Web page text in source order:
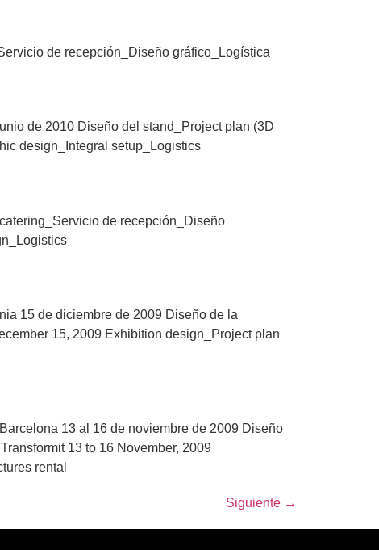
de recepción_Diseño gráfico_Logística
de 2010 Diseño del stand_Project plan (3D
design_Integral setup_Logistics
de recepción_Diseño
15 de diciembre de 2009 Diseño de la
15, 2009 Exhibition design_Project plan
13 al 16 de noviembre de 2009 Diseño
13 to 16 November, 2009
rental
Siguiente →